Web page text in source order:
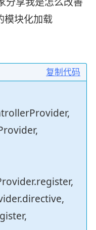
块化加载
复制代码